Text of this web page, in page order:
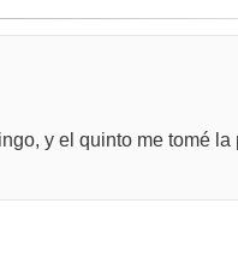
y el quinto me tomé